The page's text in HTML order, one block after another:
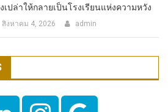
เปล่าให้กลายเป็นโรงเรียนแห่งความหวัง
สิงหาคม 4, 2026 admin